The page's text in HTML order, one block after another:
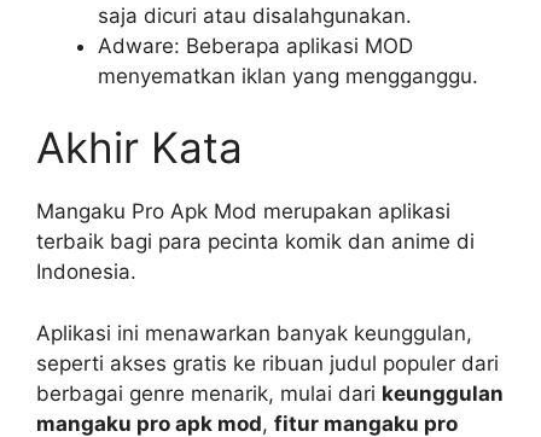
saja dicuri atau disalahgunakan.
Adware: Beberapa aplikasi MOD
menyematkan iklan yang mengganggu.
Akhir Kata
Mangaku Pro Apk Mod merupakan aplikasi
terbaik bagi para pecinta komik dan anime di
Indonesia.
Aplikasi ini menawarkan banyak keunggulan,
seperti akses gratis ke ribuan judul populer dari
berbagai genre menarik, mulai dari keunggulan
mangaku pro apk mod, fitur mangaku pro